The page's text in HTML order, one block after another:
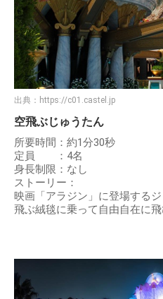
出典： https://c01.castel.jp
空飛ぶじゅうたん
所要時間：約1分30秒
定員 ：4名
身長制限：なし
ストーリー：
映画「アラジン」に登場する
飛ぶ絨毯に乗って自由自在に飛